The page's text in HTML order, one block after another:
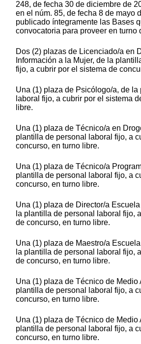
248, de fecha 30 de diciembre de
en el núm. 85, de fecha 8 de mayo
publicado íntegramente las Bases
convocatoria para proveer en turno
Dos (2) plazas de Licenciado/a en
Información a la Mujer, de la
fijo, a cubrir por el sistema de
Una (1) plaza de Psicólogo/a, de la
laboral fijo, a cubrir por el sistema
libre.
Una (1) plaza de Técnico/a en
plantilla de personal laboral fijo, a
concurso, en turno libre.
Una (1) plaza de Técnico/a
plantilla de personal laboral fijo, a
concurso, en turno libre.
Una (1) plaza de Director/a
la plantilla de personal laboral fijo,
de concurso, en turno libre.
Una (1) plaza de Maestro/a
la plantilla de personal laboral fijo,
de concurso, en turno libre.
Una (1) plaza de Técnico de Medio
plantilla de personal laboral fijo, a
concurso, en turno libre.
Una (1) plaza de Técnico de Medio
plantilla de personal laboral fijo, a
concurso, en turno libre.